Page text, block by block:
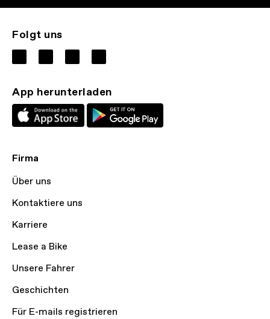
Folgt uns
App herunterladen
Firma
Über uns
Kontaktiere uns
Karriere
Lease a Bike
Unsere Fahrer
Geschichten
Für E-mails registrieren